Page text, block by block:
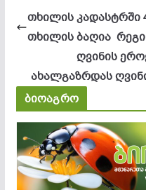
თხილის კადასტრში
თხილის ბაღია
ღვინის
ახალგაზრდას
ბიოაგრო